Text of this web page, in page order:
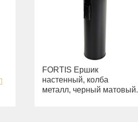
FORTIS Ершик
настенный, колба
металл, черный матовый.